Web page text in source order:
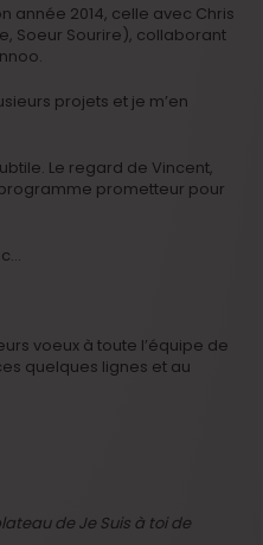
année 2014, celle avec Chris
Soeur Sourire), collaborant
projets et je m’en
Le regard de Vincent,
prometteur pour
voeux à toute l’équipe de
quelques lignes et au
de Je Suis à toi de